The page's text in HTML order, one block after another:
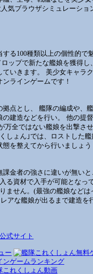
気ブラウザシミュレーショ
る100種類以上の個性的で
ップで新たな艦娘を獲得し
いきます。 美少女キャラ
ラインゲームです！
拠点とし、 艦隊の編成や、
建造などを行い。 他の提
万全ではない艦娘を出撃さ
しょん｣では、ロストした艦
を整えてから行いましょう
課金者の強さに違いが無い
る資材で入手が可能となっ
ません。(最強の艦娘などは
アな艦娘が出るまで建造を